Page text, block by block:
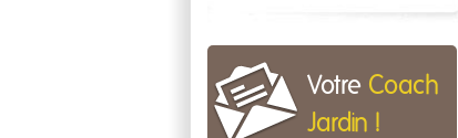
Votre Coach
Jardin !